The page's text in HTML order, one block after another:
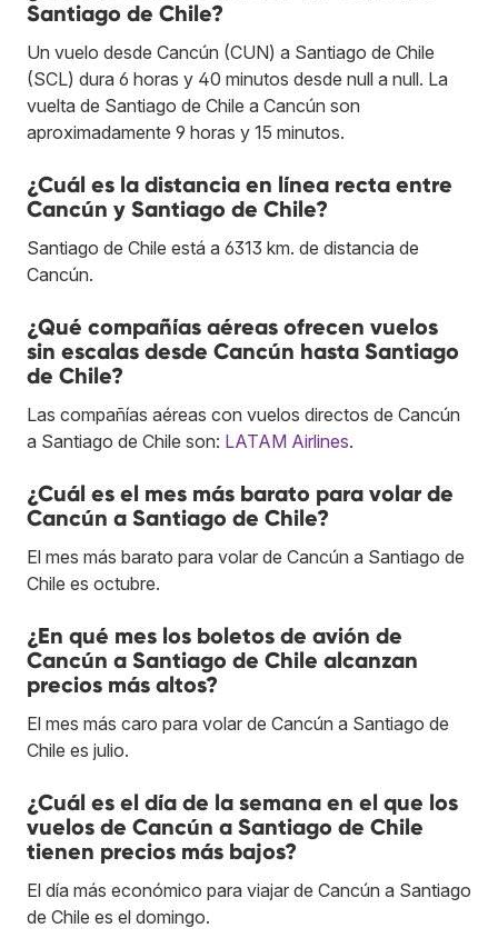
Santiago de Chile?
Un vuelo desde Cancún (CUN) a Santiago de Chile
(SCL) dura 6 horas y 40 minutos desde null a null. La
vuelta de Santiago de Chile a Cancún son
aproximadamente 9 horas y 15 minutos.
¿Cuál es la distancia en línea recta entre
Cancún y Santiago de Chile?
Santiago de Chile está a 6313 km. de distancia de
Cancún.
¿Qué compañías aéreas ofrecen vuelos
sin escalas desde Cancún hasta Santiago
de Chile?
Las compañías aéreas con vuelos directos de Cancún
a Santiago de Chile son: LATAM Airlines.
¿Cuál es el mes más barato para volar de
Cancún a Santiago de Chile?
El mes más barato para volar de Cancún a Santiago de
Chile es octubre.
¿En qué mes los boletos de avión de
Cancún a Santiago de Chile alcanzan
precios más altos?
El mes más caro para volar de Cancún a Santiago de
Chile es julio.
¿Cuál es el día de la semana en el que los
vuelos de Cancún a Santiago de Chile
tienen precios más bajos?
El día más económico para viajar de Cancún a Santiago
de Chile es el domingo.